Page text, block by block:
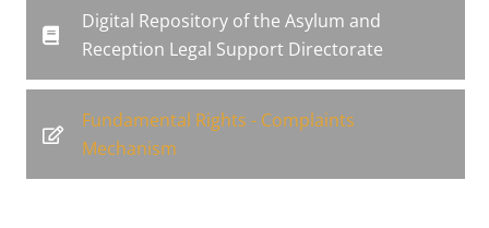
Digital Repository of the Asylum and
Reception Legal Support Directorate
Fundamental Rights - Complaints
Mechanism